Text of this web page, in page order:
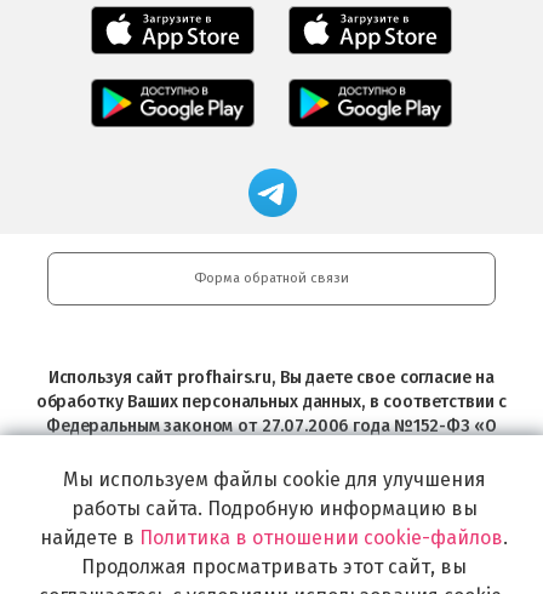
Мобильное
приложение
Professional
загрузить
Мобильное
приложение
загрузить
Play
Мобильное
приложение
загрузить
в
Мобильное
приложение
Магазин
профессиональной
Professional
и
Интернет-
Telegram
Форма обратной связи
Используя сайт profhairs.ru, Вы даете свое согласие на
обработку Ваших персональных данных, в соответствии с
Федеральным законом от 27.07.2006 года №152-ФЗ «О
определенных вСогласии на обработку персональных
данных
Вся информация на сайте носит справочный характер и не
является публичной офертой, определяемой положениями
Статьи 437 Гражданского кодекса Российской Федерации.
Мы используем файлы cookie для улучшения
работы сайта. Подробную информацию вы
найдете в Политика в отношении cookie-файлов.
Продолжая просматривать этот сайт, вы